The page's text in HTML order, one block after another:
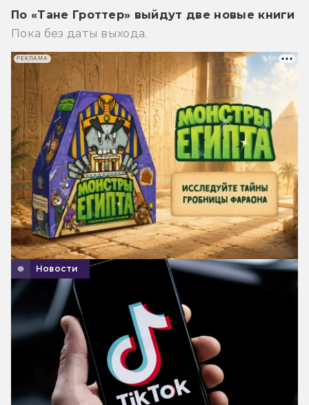
По «Тане Гроттер» выйдут две новые книги
Пока без даты выхода.
Новости
РЕКЛАМА